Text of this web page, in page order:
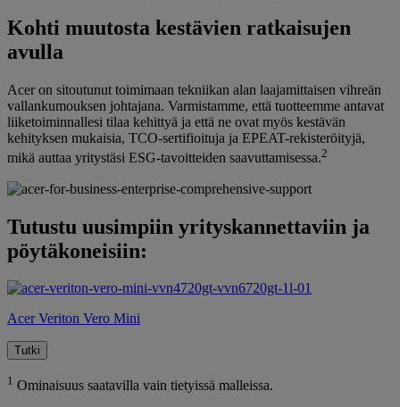
Kohti muutosta kestävien ratkaisujen
avulla
Acer on sitoutunut toimimaan tekniikan alan laajamittaisen vihreän
vallankumouksen johtajana. Varmistamme, että tuotteemme antavat
liiketoiminnallesi tilaa kehittyä ja että ne ovat myös kestävän
kehityksen mukaisia, TCO-sertifioituja ja EPEAT-rekisteröityjä,
mikä auttaa yritystäsi ESG-tavoitteiden saavuttamisessa.2
Tutustu uusimpiin yrityskannettaviin ja
pöytäkoneisiin:
Acer Veriton Vero Mini
Tutki
1 Ominaisuus saatavilla vain tietyissä malleissa.